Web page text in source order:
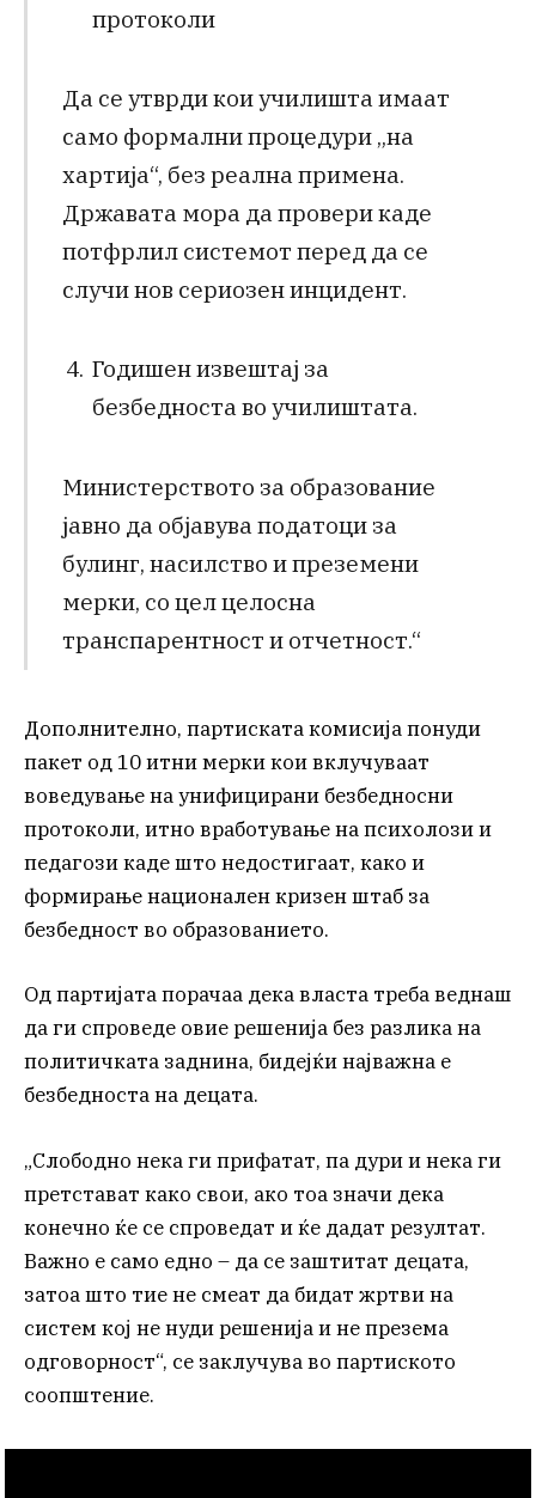
протоколи
Да се утврди кои училишта имаат
само формални процедури „на
хартија“, без реална примена.
Државата мора да провери каде
потфрлил системот перед да се
случи нов сериозен инцидент.
Годишен извештај за
безбедноста во училиштата.
Министерството за образование
јавно да објавува податоци за
булинг, насилство и преземени
мерки, со цел целосна
транспарентност и отчетност.“
Дополнително, партиската комисија понуди
пакет од 10 итни мерки кои вклучуваат
воведување на унифицирани безбедносни
протоколи, итно вработување на психолози и
педагози каде што недостигаат, како и
формирање национален кризен штаб за
безбедност во образованието.
Од партијата порачаа дека власта треба веднаш
да ги спроведе овие решенија без разлика на
политичката заднина, бидејќи најважна е
безбедноста на децата.
„Слободно нека ги прифатат, па дури и нека ги
претстават како свои, ако тоа значи дека
конечно ќе се спроведат и ќе дадат резултат.
Важно е само едно – да се заштитат децата,
затоа што тие не смеат да бидат жртви на
систем кој не нуди решенија и не презема
одговорност“, се заклучува во партиското
соопштение.